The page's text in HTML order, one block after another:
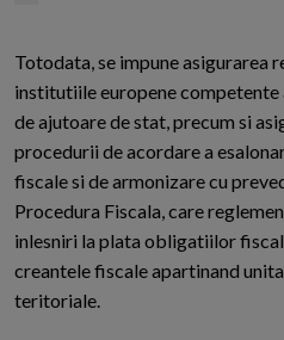
Totodata, se impune asigurarea
institutiile europene competente
de ajutoare de stat, precum si
procedurii de acordare a
fiscale si de armonizare cu
Procedura Fiscala, care
inlesniri la plata obligatiilor
creantele fiscale apartinand
teritoriale.